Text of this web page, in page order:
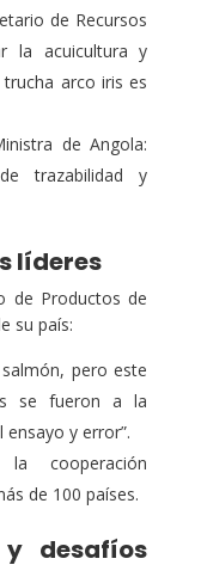
de Recursos
la acuicultura y
trucha arco iris es
de Angola:
trazabilidad y
líderes
de Productos de
su país:
pero este
se fueron a la
y error”.
cooperación
de 100 países.
desafíos